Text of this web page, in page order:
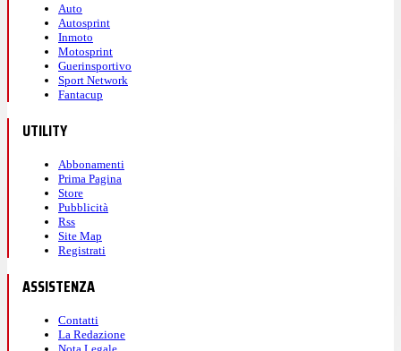
Auto
Autosprint
Inmoto
Motosprint
Guerinsportivo
Sport Network
Fantacup
UTILITY
Abbonamenti
Prima Pagina
Store
Pubblicità
Rss
Site Map
Registrati
ASSISTENZA
Contatti
La Redazione